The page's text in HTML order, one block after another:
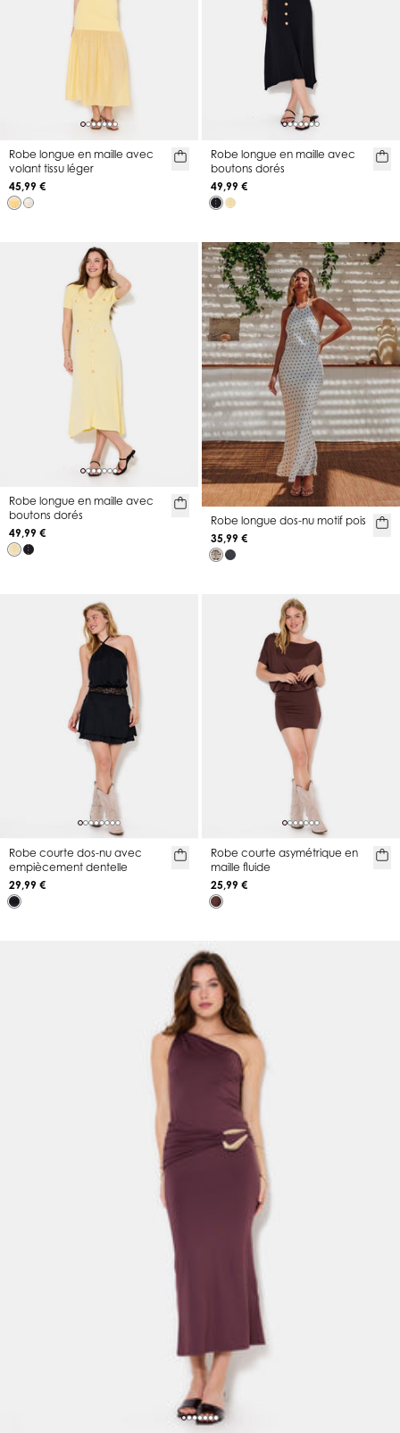
Robe longue en maille avec
volant tissu léger
45,99 €
Robe longue en maille avec
boutons dorés
49,99 €
Robe longue en maille avec
boutons dorés
49,99 €
Robe longue dos-nu motif pois
35,99 €
Robe courte dos-nu avec
empiècement dentelle
29,99 €
Robe courte asymétrique en
maille fluide
25,99 €